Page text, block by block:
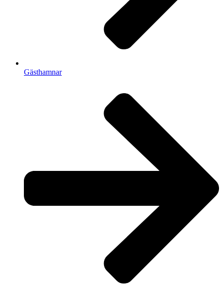
Gästhamnar